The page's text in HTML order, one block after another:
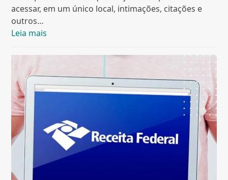
acessar, em um único local, intimações, citações e
outros…
Leia mais